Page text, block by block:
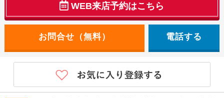
WEB来店予約はこちら
電話する